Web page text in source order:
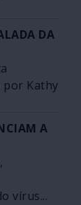
DA
por Kathy
A
vírus...